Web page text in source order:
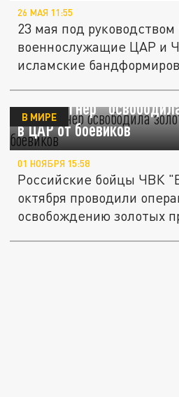
26 МАЯ 11:55
23 мая под
военнослужащие ЦАР и
исламские
ЧВК "Вагнер"
в ЦАР от боевиков
В МИРЕ
01 НОЯБРЯ 15:58
Российские бойцы ЧВК
октября проводили
освобождению золотых